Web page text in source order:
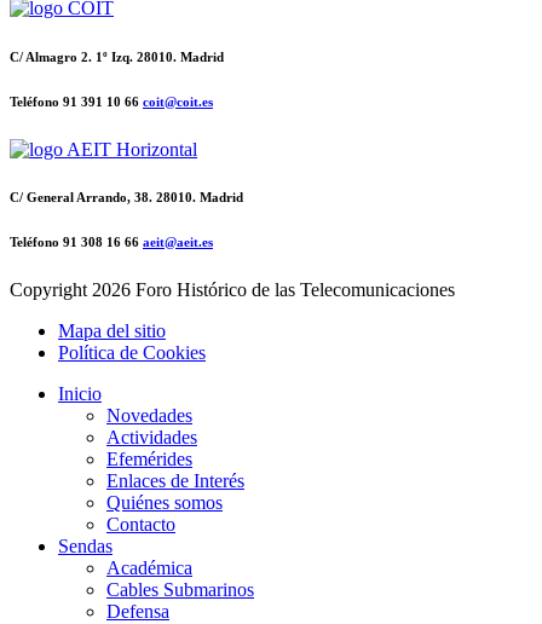
C/ Almagro 2. 1º Izq. 28010. Madrid
Teléfono 91 391 10 66 coit@coit.es
C/ General Arrando, 38. 28010. Madrid
Teléfono 91 308 16 66 aeit@aeit.es
Copyright2026 Foro Histórico de las Telecomunicaciones
Mapa del sitio
Política de Cookies
Inicio
Novedades
Actividades
Efemérides
Enlaces de Interés
Quiénes somos
Contacto
Sendas
Académica
Cables Submarinos
Defensa